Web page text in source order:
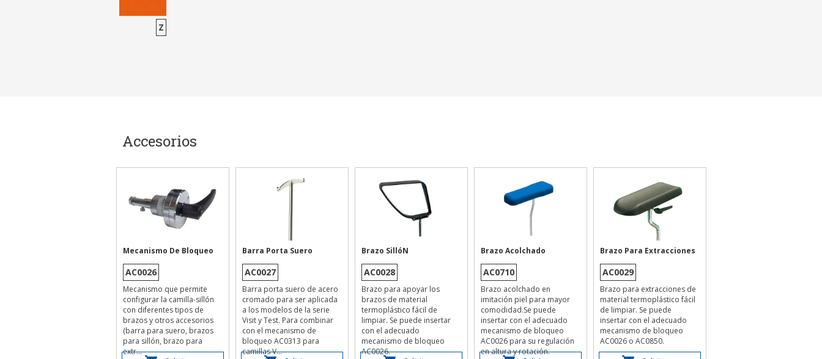
Z
Accesorios
Mecanismo De Bloqueo
AC0026
Mecanismo que permite
configurar la camilla-sillón
con diferentes tipos de
brazos y otros accesorios
(barra para suero, brazos
para sillón, brazo para
extr...
Barra Porta Suero
AC0027
Barra porta suero de acero
cromado para ser aplicada
a los modelos de la serie
Visit y Test. Para combinar
con el mecanismo de
bloqueo AC0313 para
camillas V...
Brazo SillóN
AC0028
Brazo para apoyar los
brazos de material
termoplástico fácil de
limpiar. Se puede insertar
con el adecuado
mecanismo de bloqueo
AC0026.
Brazo Acolchado
AC0710
Brazo acolchado en
imitación piel para mayor
comodidad.Se puede
insertar con el adecuado
mecanismo de bloqueo
AC0026 para su regulación
en altura y rotación.
Brazo Para Extracciones
AC0029
Brazo para extracciones de
material termoplástico fácil
de limpiar. Se puede
insertar con el adecuado
mecanismo de bloqueo
AC0026 o AC0850.